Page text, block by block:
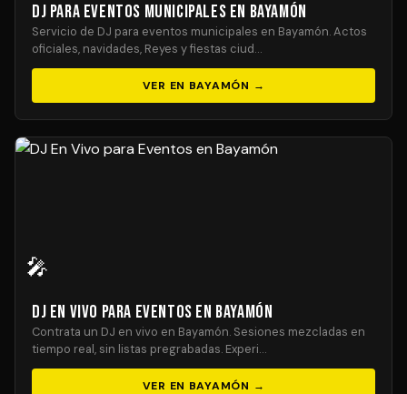
DJ para Eventos Municipales en Bayamón
Servicio de DJ para eventos municipales en Bayamón. Actos
oficiales, navidades, Reyes y fiestas ciud…
VER EN BAYAMÓN →
🎤
DJ En Vivo para Eventos en Bayamón
Contrata un DJ en vivo en Bayamón. Sesiones mezcladas en
tiempo real, sin listas pregrabadas. Experi…
VER EN BAYAMÓN →